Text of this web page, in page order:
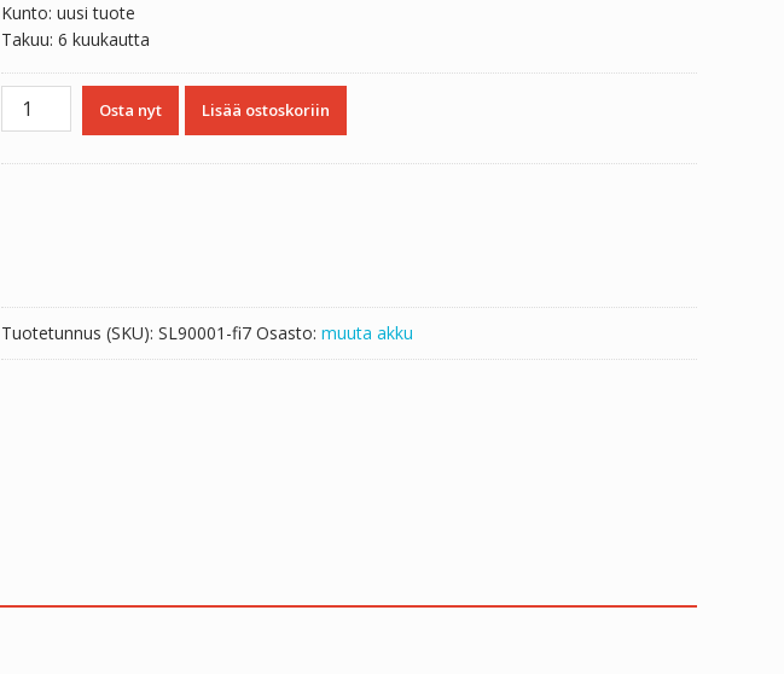
Kunto: uusi tuote
Takuu: 6 kuukautta
Alkuperäinen
T7500,PowerEdge
NX300
määrä
Osta nyt Lisää ostoskoriin
Tuotetunnus (SKU): SL90001-fi7 Osasto: muuta akku